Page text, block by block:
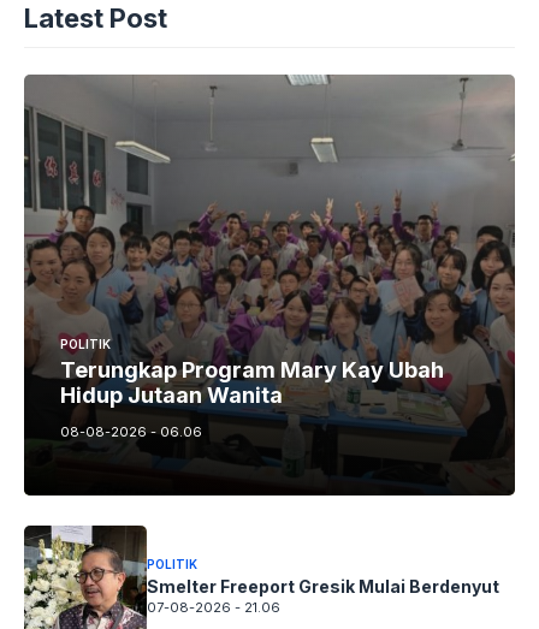
Latest Post
POLITIK
Terungkap Program Mary Kay Ubah
Hidup Jutaan Wanita
08-08-2026 - 06.06
POLITIK
Smelter Freeport Gresik Mulai Berdenyut
07-08-2026 - 21.06